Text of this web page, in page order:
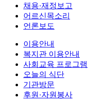
채용·재정보고
어르신목소리
언론보도
이용안내
복지관 이용안내
사회교육 프로그램
오늘의 식단
기관방문
후원·자원봉사